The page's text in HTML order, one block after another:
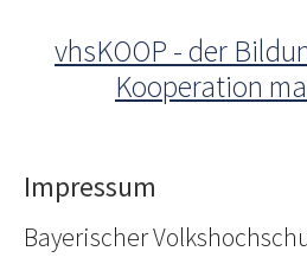
vhsKOOP - der
Kooperation
Impressum
Bayerischer